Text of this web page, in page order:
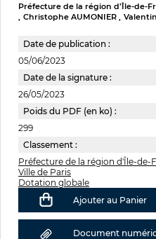
Préfecture de la région d’Île-de-
Christophe AUMONIER
Date de publication :
05/06/2023
Date de la signature :
26/05/2023
Poids du PDF (en ko) :
299
Classement :
Préfecture de la région d'Île-de-
Ville de Paris
Dotation globale
Ajouter au Panier
Document